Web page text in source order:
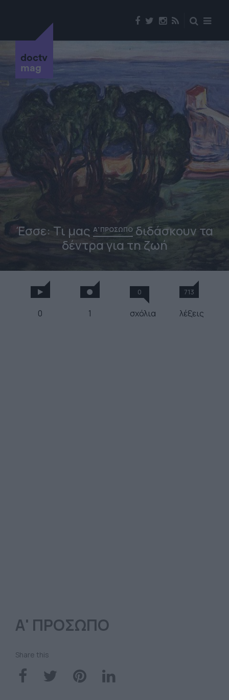
doctv
mag
Έσσε: Τι μας Α' ΠΡΟΣΩΠΟδιδάσκουν τα
δέντρα για τη ζωή
0 1
0
σχόλια
713
λέξεις
Α' ΠΡΟΣΩΠΟ
Share this